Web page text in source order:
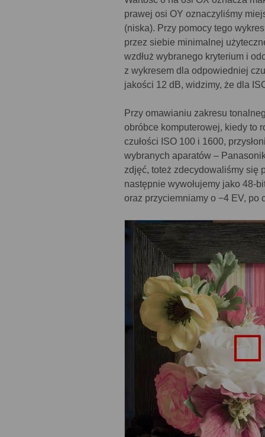
prawej osi OY oznaczyliśmy
(niska). Przy pomocy tego
przez siebie minimalnej
wzdłuż wybranego kryterium i
z wykresem dla odpowiedniej
jakości 12 dB, widzimy, że dla
Przy omawianiu zakresu
obróbce komputerowej, kiedy to
czułości ISO 100 i 1600,
wybranych aparatów –
zdjęć, toteż zdecydowaliśmy się
następnie wywołujemy jako 48-
oraz przyciemniamy o −4 EV, po